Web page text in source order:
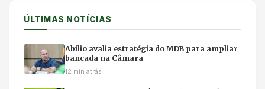
ÚLTIMAS NOTÍCIAS
Abilio avalia estratégia do MDB para ampliar
bancada na Câmara
12 min atrás